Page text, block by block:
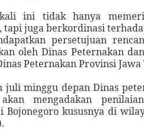
ini tidak hanya
juga berkordinasi
persetujuan
oleh Dinas Peternakan
Peternakan Provinsi Jawa
juli minggu depan Dinas
mengadakan
Bojonegorokususnya di